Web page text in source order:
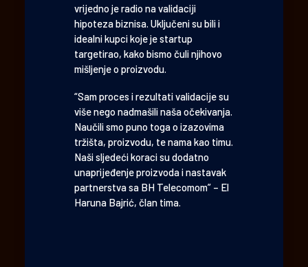
vrijedno je radio na validaciji
hipoteza biznisa. Uključeni su bili i
idealni kupci koje je startup
targetirao, kako bismo čuli njihovo
mišljenje o proizvodu.
“Sam proces i rezultati validacije su
više nego nadmašili naša očekivanja.
Naučili smo puno toga o izazovima
tržišta, proizvodu, te nama kao timu.
Naši sljedeći koraci su dodatno
unaprijeđenje proizvoda i nastavak
partnerstva sa BH Telecomom” – El
Haruna Bajrić, član tima.